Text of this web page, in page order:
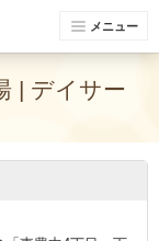
メニュー
| デイサー